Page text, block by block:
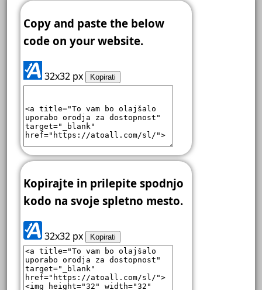
Copy and paste the below
code on your website.
32x32 px Kopirati
Kopirajte in prilepite spodnjo
kodo na svoje spletno mesto.
32x32 px Kopirati